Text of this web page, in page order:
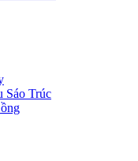
Sáo Trúc